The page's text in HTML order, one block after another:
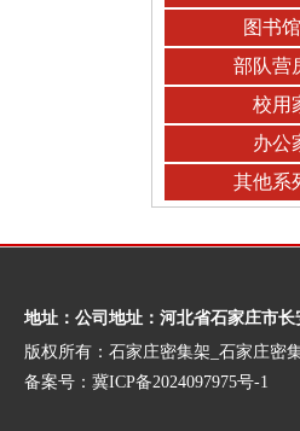
图书
部队营
校用
办公
其他系
地址：公司地址：河北省石家庄市
版权所有：石家庄密集架_石家庄密
备案号： 冀ICP备2024097975号-1